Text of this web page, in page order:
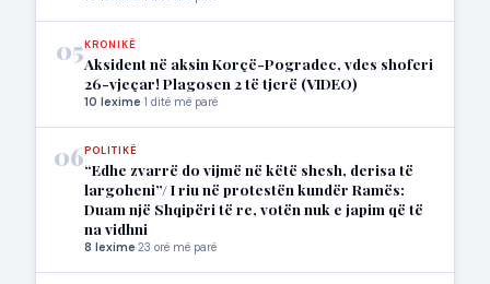
05KRONIKË
Aksident në aksin Korçë-Pogradec, vdes shoferi
26-vjeçar! Plagosen 2 të tjerë (VIDEO)
10 lexime·1 ditë më parë
06POLITIKË
“Edhe zvarrë do vijmë në këtë shesh, derisa të
largoheni”/ I riu në protestën kundër Ramës:
Duam një Shqipëri të re, votën nuk e japim që të
na vidhni
8 lexime·23 orë më parë